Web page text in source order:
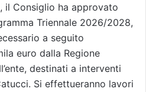
, il Consiglio ha approvato
Triennale 2026/2028,
a seguito
euro dalla Regione
destinati a interventi
Si effettueranno lavori